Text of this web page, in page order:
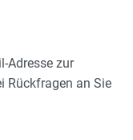
Adresse zur
Rückfragen an Sie